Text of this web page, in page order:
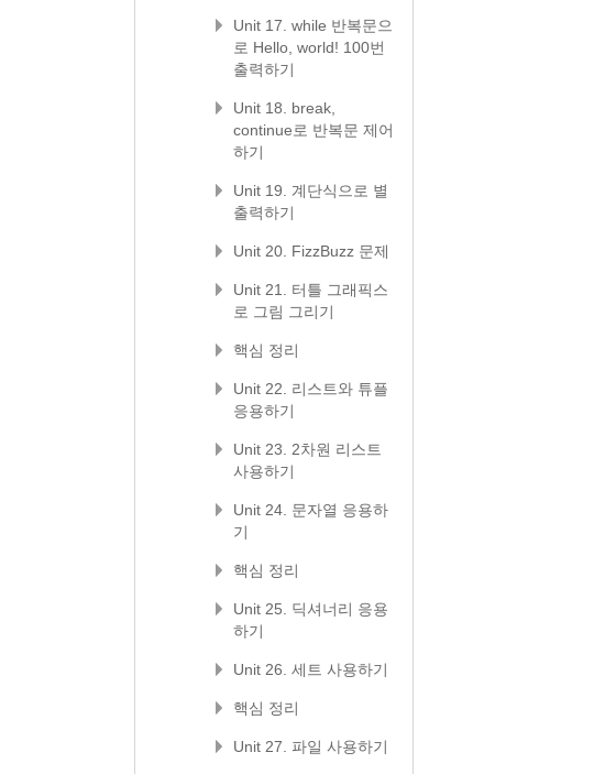
Unit 17. while 반복문으
로 Hello, world! 100번
출력하기
Unit 18. break,
continue로 반복문 제어
하기
Unit 19. 계단식으로 별
출력하기
Unit 20. FizzBuzz 문제
Unit 21. 터틀 그래픽스
로 그림 그리기
핵심 정리
Unit 22. 리스트와 튜플
응용하기
Unit 23. 2차원 리스트
사용하기
Unit 24. 문자열 응용하
기
핵심 정리
Unit 25. 딕셔너리 응용
하기
Unit 26. 세트 사용하기
핵심 정리
Unit 27. 파일 사용하기